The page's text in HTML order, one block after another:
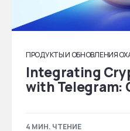
ПРОДУКТЫ И ОБНОВЛЕНИЯ
Integrating
with Telegram:
4 МИН. ЧТЕНИЕ